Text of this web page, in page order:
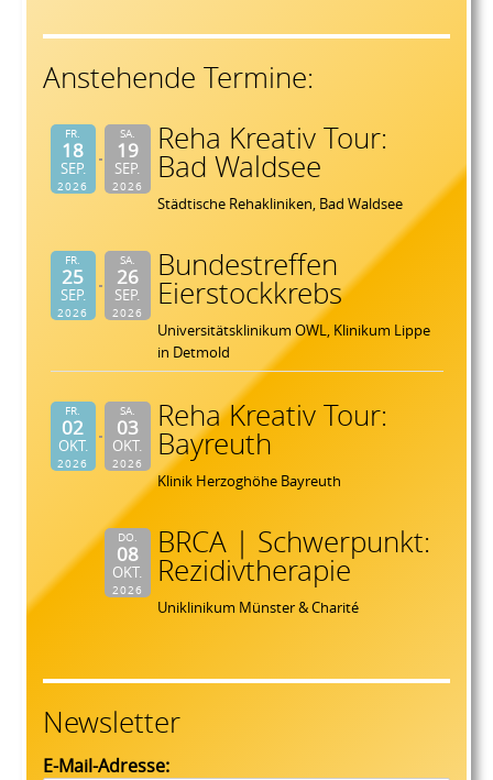
Anstehende Termine:
FR.
18
SEP.
2026
SA.
19
SEP.
2026
Reha Kreativ Tour:
Bad Waldsee
Städtische Rehakliniken, Bad Waldsee
FR.
25
SEP.
2026
SA.
26
SEP.
2026
Bundestreffen
Eierstockkrebs
Universitätsklinikum OWL, Klinikum Lippe
in Detmold
FR.
02
OKT.
2026
SA.
03
OKT.
2026
Reha Kreativ Tour:
Bayreuth
Klinik Herzoghöhe Bayreuth
DO.
08
OKT.
2026
BRCA | Schwerpunkt:
Rezidivtherapie
Uniklinikum Münster & Charité
Newsletter
E-Mail-Adresse: